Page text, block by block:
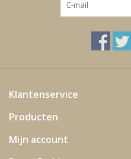
Tuinmeubels en deco
Klantenservice
Producten
Mijn account